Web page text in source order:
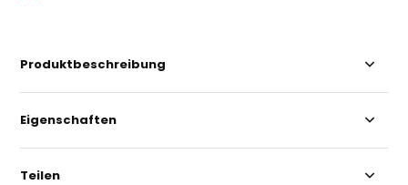
Produktbeschreibung
Eigenschaften
Teilen